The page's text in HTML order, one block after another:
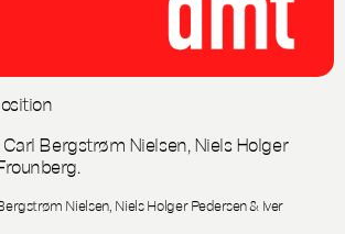
Bergstrøm Nielsen, Niels Holger
Nielsen, Niels Holger Pedersen & Iver